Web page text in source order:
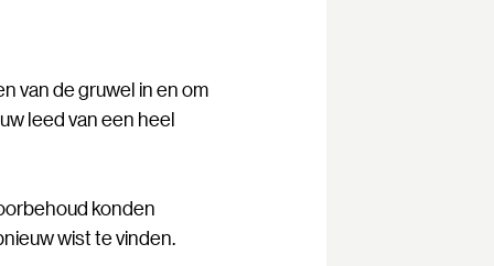
van de gruwel in en om
leed van een heel
konden
wist te vinden.